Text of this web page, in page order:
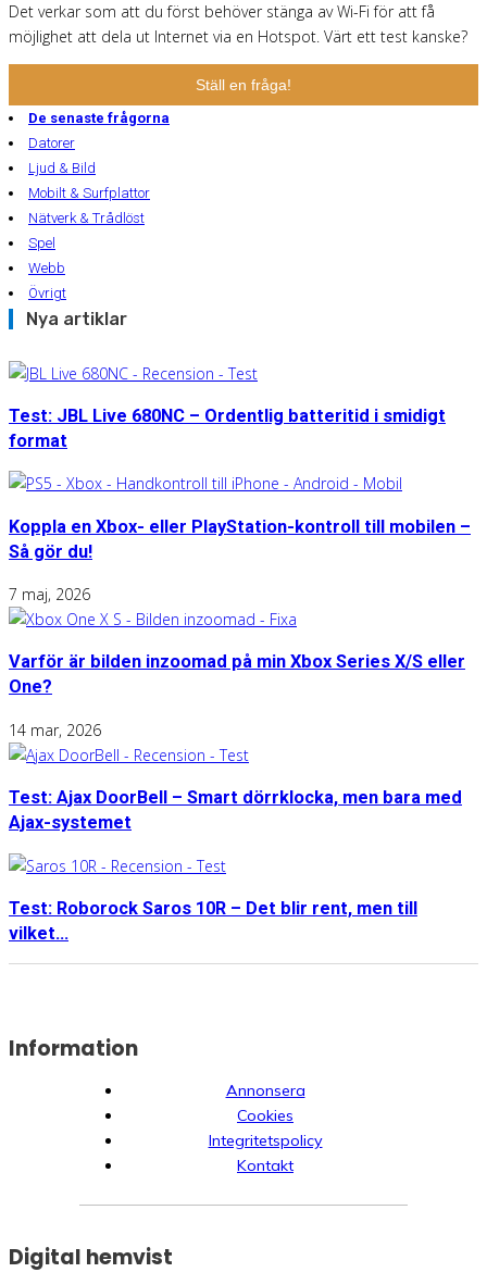
Det verkar som att du först behöver stänga av Wi-Fi för att få
möjlighet att dela ut Internet via en Hotspot. Värt ett test kanske?
Ställ en fråga!
De senaste frågorna
Datorer
Ljud & Bild
Mobilt & Surfplattor
Nätverk & Trådlöst
Spel
Webb
Övrigt
Nya artiklar
Test: JBL Live 680NC – Ordentlig batteritid i smidigt
format
Koppla en Xbox- eller PlayStation-kontroll till mobilen –
Så gör du!
7 maj, 2026
Varför är bilden inzoomad på min Xbox Series X/S eller
One?
14 mar, 2026
Test: Ajax DoorBell – Smart dörrklocka, men bara med
Ajax-systemet
Test: Roborock Saros 10R – Det blir rent, men till
vilket...
Information
Annonsera
Cookies
Integritetspolicy
Kontakt
Digital hemvist